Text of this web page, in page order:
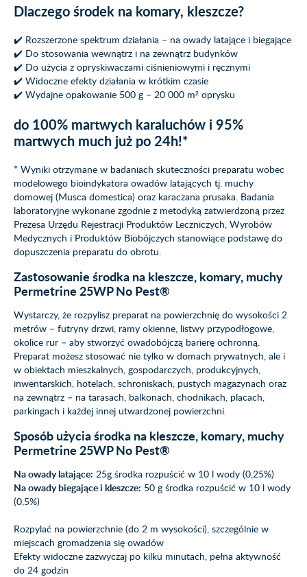
Dlaczego środek na komary, kleszcze?
✔️ Rozszerzone spektrum działania – na owady latające i biegające
✔️ Do stosowania wewnątrz i na zewnątrz budynków
✔️ Do użycia z opryskiwaczami ciśnieniowymi i ręcznymi
✔️ Widoczne efekty działania w krótkim czasie
✔️ Wydajne opakowanie 500 g – 20 000 m² oprysku
do 100% martwych karaluchów i 95%
martwych much już po 24h!*
* Wyniki otrzymane w badaniach skuteczności preparatu wobec
modelowego bioindykatora owadów latających tj. muchy
domowej (Musca domestica) oraz karaczana prusaka. Badania
laboratoryjne wykonane zgodnie z metodyką zatwierdzoną przez
Prezesa Urzędu Rejestracji Produktów Leczniczych, Wyrobów
Medycznych i Produktów Biobójczych stanowiące podstawę do
dopuszczenia preparatu do obrotu.
Zastosowanie środka na kleszcze, komary, muchy
Permetrine 25WP No Pest®
Wystarczy, że rozpylisz preparat na powierzchnię do wysokości 2
metrów – futryny drzwi, ramy okienne, listwy przypodłogowe,
okolice rur – aby stworzyć owadobójczą barierę ochronną.
Preparat możesz stosować nie tylko w domach prywatnych, ale i
w obiektach mieszkalnych, gospodarczych, produkcyjnych,
inwentarskich, hotelach, schroniskach, pustych magazynach oraz
na zewnątrz – na tarasach, balkonach, chodnikach, placach,
parkingach i każdej innej utwardzonej powierzchni.
Sposób użycia środka na kleszcze, komary, muchy
Permetrine 25WP No Pest®
Na owady latające: 25g środka rozpuścić w 10 l wody (0,25%)
Na owady biegające i kleszcze: 50 g środka rozpuścić w 10 l wody
(0,5%)
Rozpylać na powierzchnie (do 2 m wysokości), szczególnie w
miejscach gromadzenia się owadów
Efekty widoczne zazwyczaj po kilku minutach, pełna aktywność
do 24 godzin